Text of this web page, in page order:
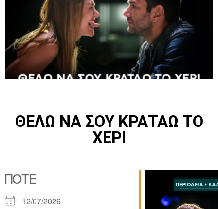
ΘΕΛΩ ΝΑ ΣΟΥ ΚΡΑΤΑΩ ΤΟ
ΧΕΡΙ
ΠΌΤΕ
12/07/2026